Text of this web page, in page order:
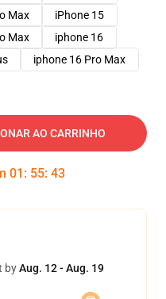
Max
iPhone 15
Max
iphone 16
iphone 16 Pro Max
AO CARRINHO
01 : 55: 42
byAug. 12 - Aug. 19